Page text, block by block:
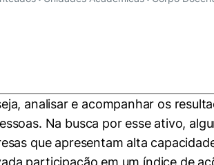
analisar e acompanhar os
Na busca por esse ativo,
que apresentam alta
participação em um índice de